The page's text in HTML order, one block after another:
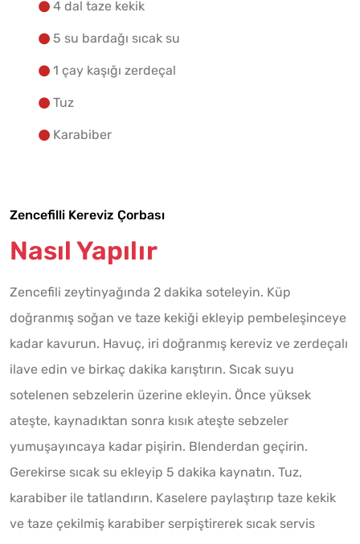
4 dal taze kekik
5 su bardağı sıcak su
1 çay kaşığı zerdeçal
Tuz
Karabiber
Zencefilli Kereviz Çorbası
Nasıl Yapılır
Zencefili zeytinyağında 2 dakika soteleyin. Küp
doğranmış soğan ve taze kekiği ekleyip pembeleşinceye
kadar kavurun. Havuç, iri doğranmış kereviz ve zerdeçalı
ilave edin ve birkaç dakika karıştırın. Sıcak suyu
sotelenen sebzelerin üzerine ekleyin. Önce yüksek
ateşte, kaynadıktan sonra kısık ateşte sebzeler
yumuşayıncaya kadar pişirin. Blenderdan geçirin.
Gerekirse sıcak su ekleyip 5 dakika kaynatın. Tuz,
karabiber ile tatlandırın. Kaselere paylaştırıp taze kekik
ve taze çekilmiş karabiber serpiştirerek sıcak servis